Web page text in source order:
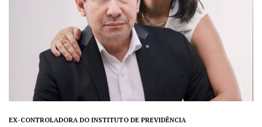
EX-CONTROLADORA DO INSTITUTO DE PREVIDÊNCIA